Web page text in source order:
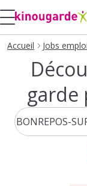
Accueil Jobs
garde